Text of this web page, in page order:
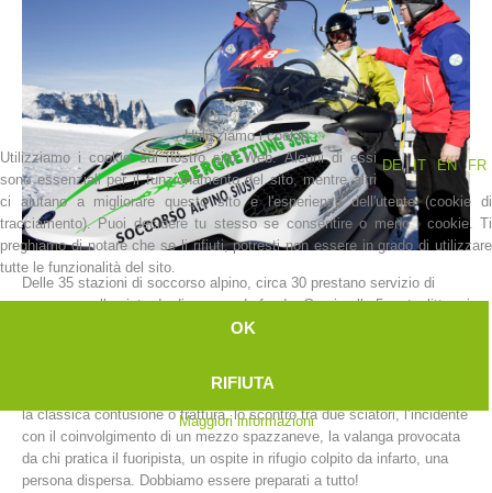
La storia
Delle 35 stazioni di soccorso alpino, circa 30 prestano servizio di
soccorso sulle piste da discesa e da fondo. Grazie alle 5 motoslitte e i
7 ATV (All Terrain Vehicle chiamati anche quad) presenti sul territorio
Gli interventi nelle aree sciistiche sono davvero di molteplice natura:
la classica contusione o frattura, lo scontro tra due sciatori, l’incidente
con il coinvolgimento di un mezzo spazzaneve, la valanga provocata
da chi pratica il fuoripista, un ospite in rifugio colpito da infarto, una
persona dispersa. Dobbiamo essere preparati a tutto!
Utilizziamo i cookie
DE
IT EN FR
Utilizziamo i cookie sul nostro sito Web. Alcuni di essi
sono essenziali per il funzionamento del sito, mentre altri
ci aiutano a migliorare questo sito e l'esperienza dell'utente (cookie di
tracciamento). Puoi decidere tu stesso se consentire o meno i cookie. Ti
preghiamo di notare che se li rifiuti, potresti non essere in grado di utilizzare
tutte le funzionalità del sito.
OK
RIFIUTA
Maggiori informazioni